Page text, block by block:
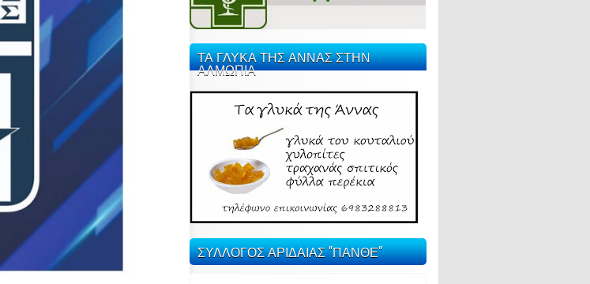
ΤΑ ΓΛΥΚΑ ΤΗΣ ΑΝΝΑΣ ΣΤΗΝ
ΑΛΜΩΠΙΑ
ΣΥΛΛΟΓΟΣ ΑΡΙΔΑΙΑΣ "ΠΑΝΘΕ"